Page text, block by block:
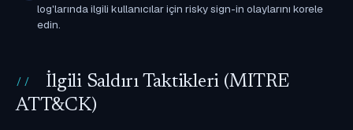
log'larında ilgili kullanıcılar için risky sign-in olaylarını korele
edin.
İlgili Saldırı Taktikleri (MITRE
ATT&CK)